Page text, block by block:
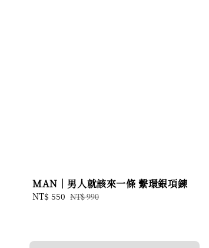
MAN｜男人就該來一條 繫環銀項鍊
Sale
NT$ 550 Regular
NT$ 990